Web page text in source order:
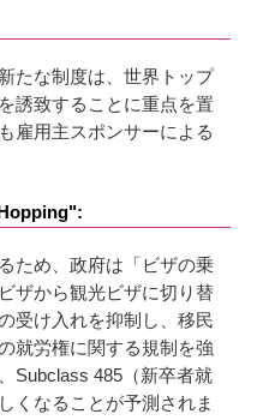
たな制度は、世界トップ
誘致することに重点を置
雇用主スポンサーによる
ため、政府は「ビザの乗
ザから観光ビザに切り替
受け入れを抑制し、移民
就労権に関する規制を強
Subclass 485（新卒者就
くなることが予測されま